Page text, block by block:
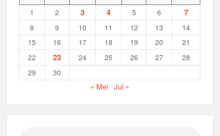
1
2 3 4 5 6 7
8 9 10 11 12 13
14
15
16 17 18 19 20
21
22
23 24 25 26 27
28
29
30
« Mei Jul »